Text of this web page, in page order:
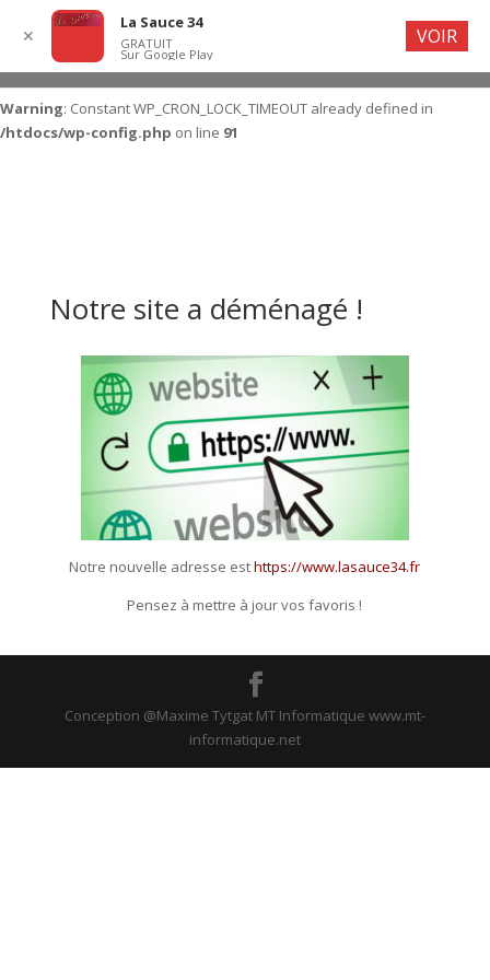
Warning: Constant WP_CRON_LOCK_TIMEOUT already defined in
/htdocs/wp-config.php on line 91
Notre site a déménagé !
Notre nouvelle adresse esthttps://www.lasauce34.fr
Pensez à mettre à jour vos favoris !
Conception @Maxime Tytgat MT Informatique www.mt-
informatique.net
✕
La Sauce 34
GRATUIT
Sur Google Play
VOIR